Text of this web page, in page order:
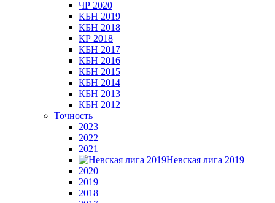
ЧР 2020
КБН 2019
КБН 2018
КР 2018
КБН 2017
КБН 2016
КБН 2015
КБН 2014
КБН 2013
КБН 2012
Точность
2023
2022
2021
Невская лига 2019
2020
2019
2018